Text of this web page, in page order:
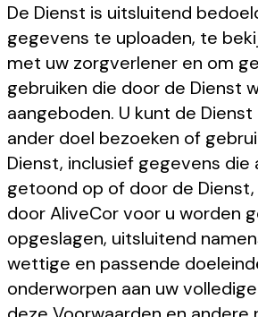
De Dienst is uitsluitend
gegevens te uploaden, te
met uw zorgverlener en om
gebruiken die door de Dienst
aangeboden. U kunt de
ander doel bezoeken of
Dienst, inclusief gegevens die
getoond op of door de
door AliveCor voor u worden
opgeslagen, uitsluitend
wettige en passende
onderworpen aan uw